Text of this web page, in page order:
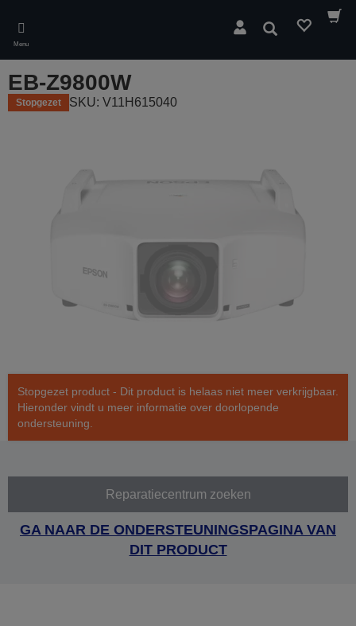
main
content
Menu
Zoeken
EB-Z9800W
Stopgezet SKU: V11H615040
Stopgezet product - Dit product is helaas niet meer verkrijgbaar.
Hieronder vindt u meer informatie over doorlopende
ondersteuning.
Reparatiecentrum zoeken
GA NAAR DE ONDERSTEUNINGSPAGINA VAN
DIT PRODUCT